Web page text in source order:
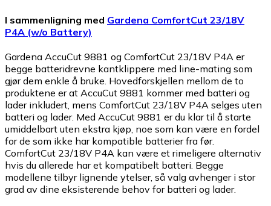
I sammenligning med Gardena ComfortCut 23/18V
P4A (w/o Battery)
Gardena AccuCut 9881 og ComfortCut 23/18V P4A er
begge batteridrevne kantklippere med line-mating som
gjør dem enkle å bruke. Hovedforskjellen mellom de to
produktene er at AccuCut 9881 kommer med batteri og
lader inkludert, mens ComfortCut 23/18V P4A selges uten
batteri og lader. Med AccuCut 9881 er du klar til å starte
umiddelbart uten ekstra kjøp, noe som kan være en fordel
for de som ikke har kompatible batterier fra før.
ComfortCut 23/18V P4A kan være et rimeligere alternativ
hvis du allerede har et kompatibelt batteri. Begge
modellene tilbyr lignende ytelser, så valg avhenger i stor
grad av dine eksisterende behov for batteri og lader.